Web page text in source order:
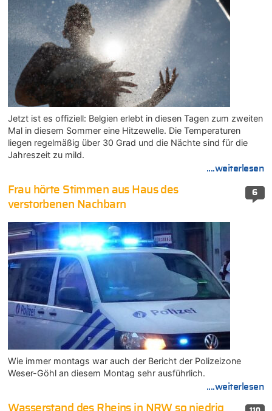
Jetzt ist es offiziell: Belgien erlebt in diesen Tagen zum zweiten
Mal in diesem Sommer eine Hitzewelle. Die Temperaturen
liegen regelmäßig über 30 Grad und die Nächte sind für die
Jahreszeit zu mild.
....weiterlesen
6
Frau hörte Stimmen aus Haus des
verstorbenen Nachbarn
Wie immer montags war auch der Bericht der Polizeizone
Weser-Göhl an diesem Montag sehr ausführlich.
....weiterlesen
Wasserstand des Rheins in NRW so niedrig